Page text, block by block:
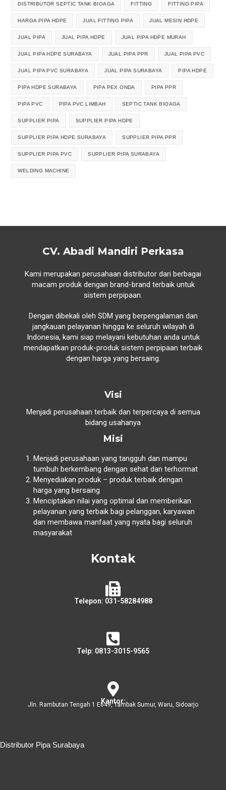
DISTRIBUTOR SEPTIC TANK BIOAGA FITTING FITTING PIPA
HARGA PIPA HDPE JUAL FITTING PIPA JUAL MESIN HDPE
JUAL PIPA JUAL PIPA HDPE JUAL PIPA HDPE MURAH
JUAL PIPA HDPE SURABAYA JUAL PIPA PPR JUAL PIPA PVC
JUAL PIPA PVC SURABAYA JUAL PIPA SURABAYA PIPA HDPE
PIPA HDPE SURABAYA PIPA PEX ONDA PIPA PPR
PIPA PVC PIPA PVC LIMBAH SEPTIC TANK BIOAGA
SUPPLIER PIPA SUPPLIER PIPA HDPE
SUPPLIER PIPA HDPE SURABAYA SUPPLIER PIPA PPR
SUPPLIER PIPA PVC SUPPLIER PIPA SURABAYA
WELDING MACHINE
CV. Abadi Mandiri Perkasa
Kami merupakan perusahaan distributor dari berbagai
macam produk dengan brand-brand terbaik untuk
sistem perpipaan.
Dengan dibekali oleh SDM yang berpengalaman dan
jangkauan pelayanan hingga ke seluruh wilayah di
Indonesia, kami siap melayani kebutuhan anda untuk
mendapatkan produk-produk sistem perpipaan terbaik
dengan harga yang bersaing.
Visi
Menjadi perusahaan terbaik dan terpercaya di semua
bidang usahanya
Misi
Menjadi perusahaan yang tangguh dan mampu
tumbuh berkembang dengan sehat dan terhormat
Menyediakan produk – produk terbaik dengan
harga yang bersaing
Menciptakan nilai yang optimal dan memberikan
pelayanan yang terbaik bagi pelanggan, karyawan
dan membawa manfaat yang nyata bagi seluruh
masyarakat
Kontak
Telepon: 031-58284988
Telp: 0813-3015-9565
Kantor:
Jln. Rambutan Tengah 1 E649, Tambak Sumur, Waru, Sidoarjo
Distributor Pipa Surabaya